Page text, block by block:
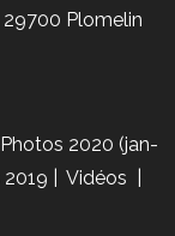
Plomelin
Photos 2020 (jan-
Vidéos